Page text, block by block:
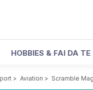
HOBBIES & FAI DA TE
> Aviation > Scramble